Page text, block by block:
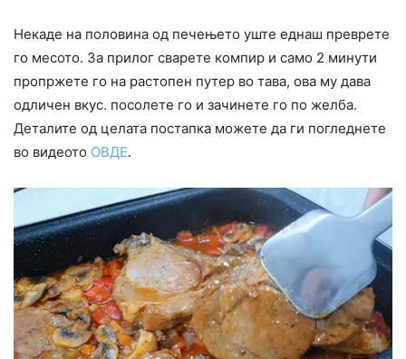
Некаде на половина од печењето уште еднаш преврете
го месото. За прилог сварете компир и само 2 минути
пропржете го на растопен путер во тава, ова му дава
одличен вкус. посолете го и зачинете го по желба.
Деталите од целата постапка можете да ги погледнете
во видеото ОВДЕ.